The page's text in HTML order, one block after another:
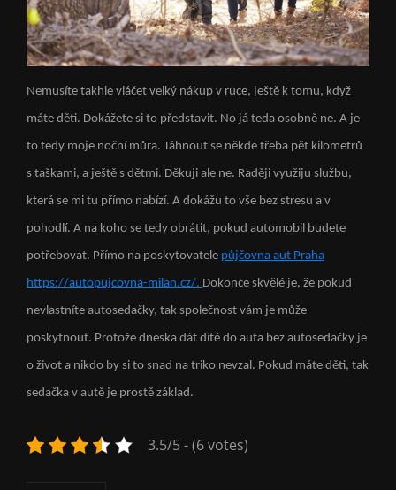
Nemusíte takhle vláčet velký nákup v ruce, ještě k tomu, když
máte děti. Dokážete si to představit. No já teda osobně ne. A je
to tedy moje noční můra. Táhnout se někde třeba pět kilometrů
s taškami, a ještě s dětmi. Děkuji ale ne. Raději využiju službu,
která se mi tu přímo nabízí. A dokážu to vše bez stresu a v
pohodlí. A na koho se tedy obrátit, pokud automobil budete
potřebovat. Přímo na poskytovatele půjčovna aut Praha
https://autopujcovna-milan.cz/. Dokonce skvělé je, že pokud
nevlastníte autosedačky, tak společnost vám je může
poskytnout. Protože dneska dát dítě do auta bez autosedačky je
o život a nikdo by si to snad na triko nevzal. Pokud máte děti, tak
sedačka v autě je prostě základ.
3.5/5 - (6 votes)